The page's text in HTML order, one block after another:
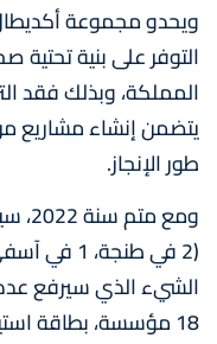
ويحدو مجموعة
التوفر على بنية تحتية
المملكة، وبذلك فقد
يتضمن إنشاء مشاريع
طور الإنجاز.
الشيء الذي سيرفع
18 مؤسسة، بطاقة استيعابية إجمالية تصل إلى 2000 سرير.